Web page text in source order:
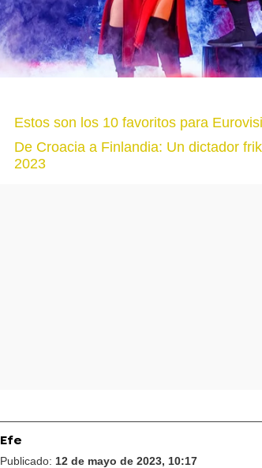
Estos son los 10 favoritos para
De Croacia a Finlandia: Un dictador
2023
Efe
Publicado: 12 de mayo de 2023, 10:17